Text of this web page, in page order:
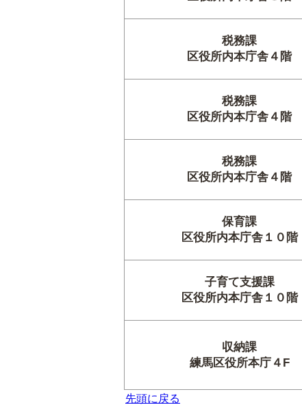
税務課
区役所内本庁舎４階
税務課
区役所内本庁舎４階
税務課
区役所内本庁舎４階
保育課
区役所内本庁舎１０階
子育て支援課
区役所内本庁舎１０階
収納課
練馬区役所本庁４F
先頭に戻る